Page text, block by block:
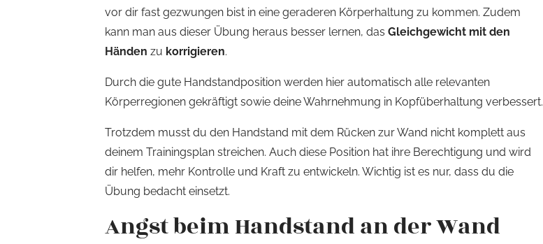
vor dir fast gezwungen bist in eine geraderen Körperhaltung zu kommen. Zudem
kann man aus dieser Übung heraus besser lernen, dasGleichgewicht mit den
Händen zu korrigieren.
Durch die gute Handstandposition werden hier automatisch alle relevanten
Körperregionen gekräftigt sowie deine Wahrnehmung in Kopfüberhaltung verbessert.
Trotzdem musst du den Handstand mit dem Rücken zur Wand nicht komplett aus
deinem Trainingsplan streichen. Auch diese Position hat ihre Berechtigung und wird
dir helfen, mehr Kontrolle und Kraft zu entwickeln. Wichtig ist es nur, dass du die
Übung bedacht einsetzt.
Angst beim Handstand an der Wand